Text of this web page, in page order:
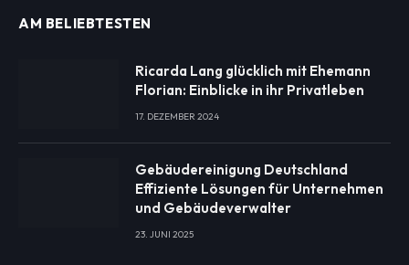
AM BELIEBTESTEN
Ricarda Lang glücklich mit Ehemann
Florian: Einblicke in ihr Privatleben
17. DEZEMBER 2024
Gebäudereinigung Deutschland
Effiziente Lösungen für Unternehmen
und Gebäudeverwalter
23. JUNI 2025